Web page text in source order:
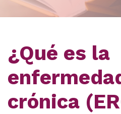
¿Qué es la
crónica